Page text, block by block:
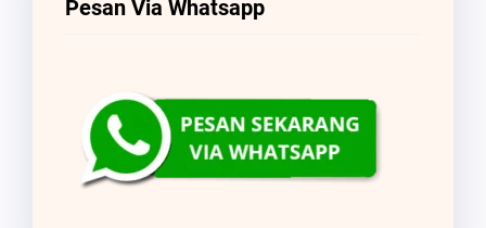
Pesan Via Whatsapp